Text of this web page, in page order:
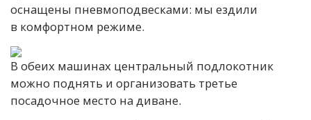
оснащены пневмоподвесками: мы ездили
в комфортном режиме.
В обеих машинах центральный подлокотник
можно поднять и организовать третье
посадочное место на диване.